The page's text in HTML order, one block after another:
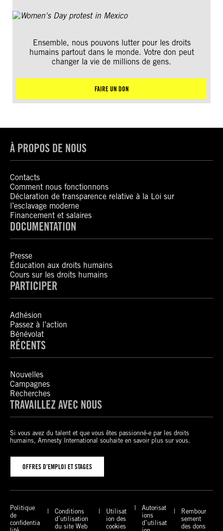
Ensemble, nous pouvons lutter pour les droits
humains partout dans le monde. Votre don peut
changer la vie de millions de gens.
FAIRE UN DON
À PROPOS DE NOUS
Contacts
Comment nous fonctionnons
Déclaration de transparence relative à la Loi sur
l’esclavage moderne
Financement et salaires
DOCUMENTATION
Presse
Éducation aux droits humains
Cours sur les droits humains
PARTICIPER
Adhésion
Passez à l’action
Bénévolat
RÉCENTS
Nouvelles
Campagnes
Recherches
TRAVAILLEZ AVEC NOUS
Si vous avez du talent et que vous êtes passionné-e par les droits
humains, Amnesty International souhaite en savoir plus sur vous.
OFFRES D’EMPLOI ET STAGES
Politique
de
confidentia
Conditions
d’utilisation
du site Web
Utilisat
ion des
cookies
Autorisat
ions
d’utilisat
Rembour
sement
des dons